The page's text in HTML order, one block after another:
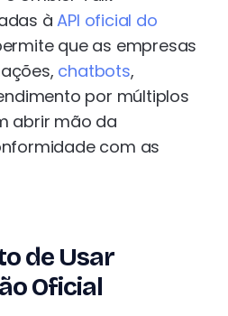
àAPI oficial do
que as empresas
chatbots,
por múltiplos
abrir mão da
com as
de Usar
Oficial